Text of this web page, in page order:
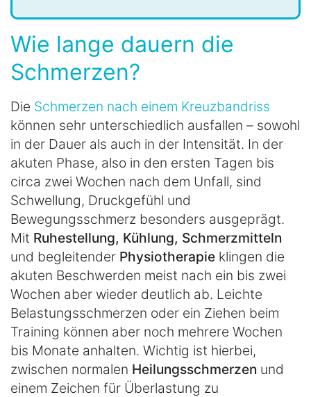
Wie lange dauern die
Schmerzen?
Die Schmerzen nach einem Kreuzbandriss
können sehr unterschiedlich ausfallen – sowohl
in der Dauer als auch in der Intensität. In der
akuten Phase, also in den ersten Tagen bis
circa zwei Wochen nach dem Unfall, sind
Schwellung, Druckgefühl und
Bewegungsschmerz besonders ausgeprägt.
Mit Ruhestellung, Kühlung, Schmerzmitteln
und begleitender Physiotherapie klingen die
akuten Beschwerden meist nach ein bis zwei
Wochen aber wieder deutlich ab. Leichte
Belastungsschmerzen oder ein Ziehen beim
Training können aber noch mehrere Wochen
bis Monate anhalten. Wichtig ist hierbei,
zwischen normalen Heilungsschmerzen und
einem Zeichen für Überlastung zu